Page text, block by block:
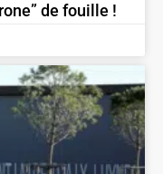
de fouille !